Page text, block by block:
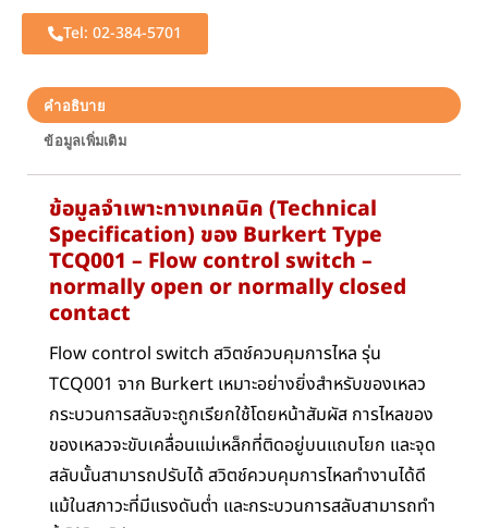
Tel: 02-384-5701
คำอธิบาย
ข้อมูลเพิ่มเติม
ข้อมูลจำเพาะทางเทคนิค (Technical
Specification) ของ Burkert Type
TCQ001 – Flow control switch –
normally open or normally closed
contact
Flow control switch สวิตช์ควบคุมการไหล รุ่น
TCQ001 จาก Burkert เหมาะอย่างยิ่งสำหรับของเหลว
กระบวนการสลับจะถูกเรียกใช้โดยหน้าสัมผัส การไหลของ
ของเหลวจะขับเคลื่อนแม่เหล็กที่ติดอยู่บนแถบโยก และจุด
สลับนั้นสามารถปรับได้ สวิตช์ควบคุมการไหลทำงานได้ดี
แม้ในสภาวะที่มีแรงดันต่ำ และกระบวนการสลับสามารถทำ